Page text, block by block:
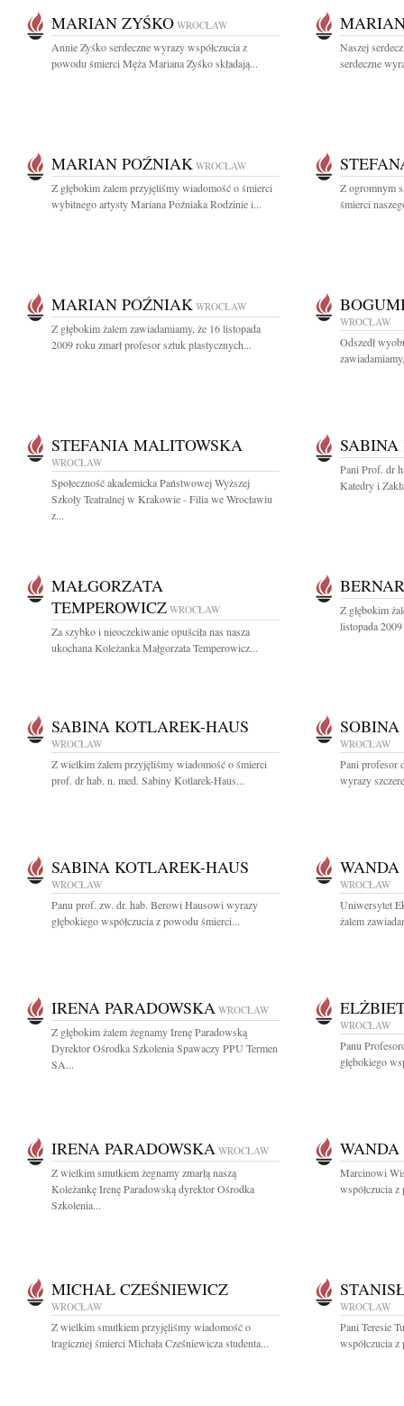
MARIAN ZYŚKO WROCŁAW
Annie Zyśko serdeczne wyrazy współczucia z
powodu śmierci Męża Mariana Zyśko składają...
Naszej
serdeczne
MARIAN POŹNIAK WROCŁAW
Z głębokim żalem przyjęliśmy wiadomość o śmierci
wybitnego artysty Mariana Poźniaka Rodzinie i...
Z ogromnym
śmierci
MARIAN POŹNIAK WROCŁAW
Z głębokim żalem zawiadamiamy, że 16 listopada
2009 roku zmarł profesor sztuk plastycznych...
WROCŁAW
Odszedł
STEFANIA MALITOWSKA
WROCŁAW
Społeczność akademicka Państwowej Wyższej
Szkoły Teatralnej w Krakowie - Filia we Wrocławiu
z...
Pani Prof. dr
Katedry i
MAŁGORZATA
TEMPEROWICZ WROCŁAW
Za szybko i nieoczekiwanie opuściła nas nasza
ukochana Koleżanka Małgorzata Temperowicz...
Z głębokim
listopada
SABINA KOTLAREK-HAUS
WROCŁAW
Z wielkim żalem przyjęliśmy wiadomość o śmierci
prof. dr hab. n. med. Sabiny Kotlarek-Haus...
WROCŁAW
Pani profesor
wyrazy
SABINA KOTLAREK-HAUS
WROCŁAW
Panu prof. zw. dr. hab. Berowi Hausowi wyrazy
głębokiego współczucia z powodu śmierci...
WANDA
WROCŁAW
Uniwersytet
żalem
IRENA PARADOWSKA WROCŁAW
Z głębokim żalem żegnamy Irenę Paradowską
Dyrektor Ośrodka Szkolenia Spawaczy PPU Termen
SA...
WROCŁAW
Panu
głębokiego
IRENA PARADOWSKA WROCŁAW
Z wielkim smutkiem żegnamy zmarłą naszą
Koleżankę Irenę Paradowską dyrektor Ośrodka
Szkolenia...
Marcinowi
współczucia
MICHAŁ CZEŚNIEWICZ
WROCŁAW
Z wielkim smutkiem przyjęliśmy wiadomość o
tragicznej śmierci Michała Cześniewicza studenta...
WROCŁAW
Pani Teresie
współczucia